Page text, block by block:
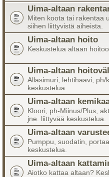
Uima-altaan
Miten koota tai rakentaa
siihen liittyvistä aiheista.
Uima-altaan hoito
Keskustelua altaan
Uima-altaan
Allasimuri, lehtihaavi,
keskustelua.
Uima-altaan
Kloori, ph-Miinus/Plus,
jne. liittyvää keskustelua.
Uima-altaan
Pumppu, suodatin,
keskustelua.
Uima-altaan
Aiotko kattaa altaan?